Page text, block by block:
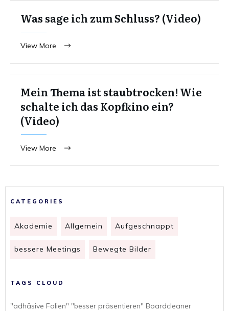
Was sage ich zum Schluss? (Video)
View More
Mein Thema ist staubtrocken! Wie
schalte ich das Kopfkino ein?
(Video)
View More
CATEGORIES
Akademie Allgemein Aufgeschnappt
bessere Meetings Bewegte Bilder
TAGS CLOUD
"adhäsive Folien" "besser präsentieren" Boardcleaner